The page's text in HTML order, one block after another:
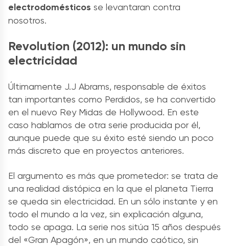
electrodomésticos se levantaran contra
nosotros.
Revolution (2012): un mundo sin
electricidad
Últimamente J.J Abrams, responsable de éxitos
tan importantes como Perdidos, se ha convertido
en el nuevo Rey Midas de Hollywood. En este
caso hablamos de otra serie producida por él,
aunque puede que su éxito esté siendo un poco
más discreto que en proyectos anteriores.
El argumento es más que prometedor: se trata de
una realidad distópica en la que el planeta Tierra
se queda sin electricidad. En un sólo instante y en
todo el mundo a la vez, sin explicación alguna,
todo se apaga. La serie nos sitúa 15 años después
del «Gran Apagón», en un mundo caótico, sin